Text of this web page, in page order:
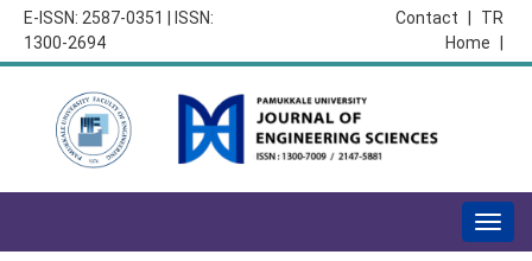
E-ISSN: 2587-0351 | ISSN:
1300-2694
TR
Contact
Home